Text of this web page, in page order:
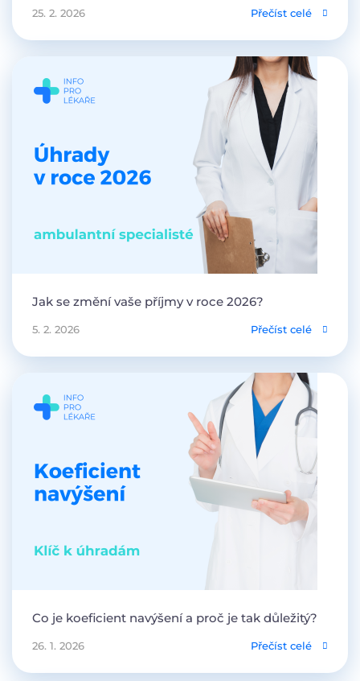
25. 2. 2026 Přečíst celé
Jak se změní vaše příjmy v roce 2026?
5. 2. 2026 Přečíst celé
Co je koeficient navýšení a proč je tak důležitý?
26. 1. 2026 Přečíst celé